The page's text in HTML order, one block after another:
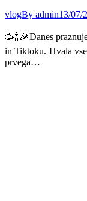
vlogBy admin13/07/
🥳🍾🎉Danes
in Tiktoku. Hvala
prvega…